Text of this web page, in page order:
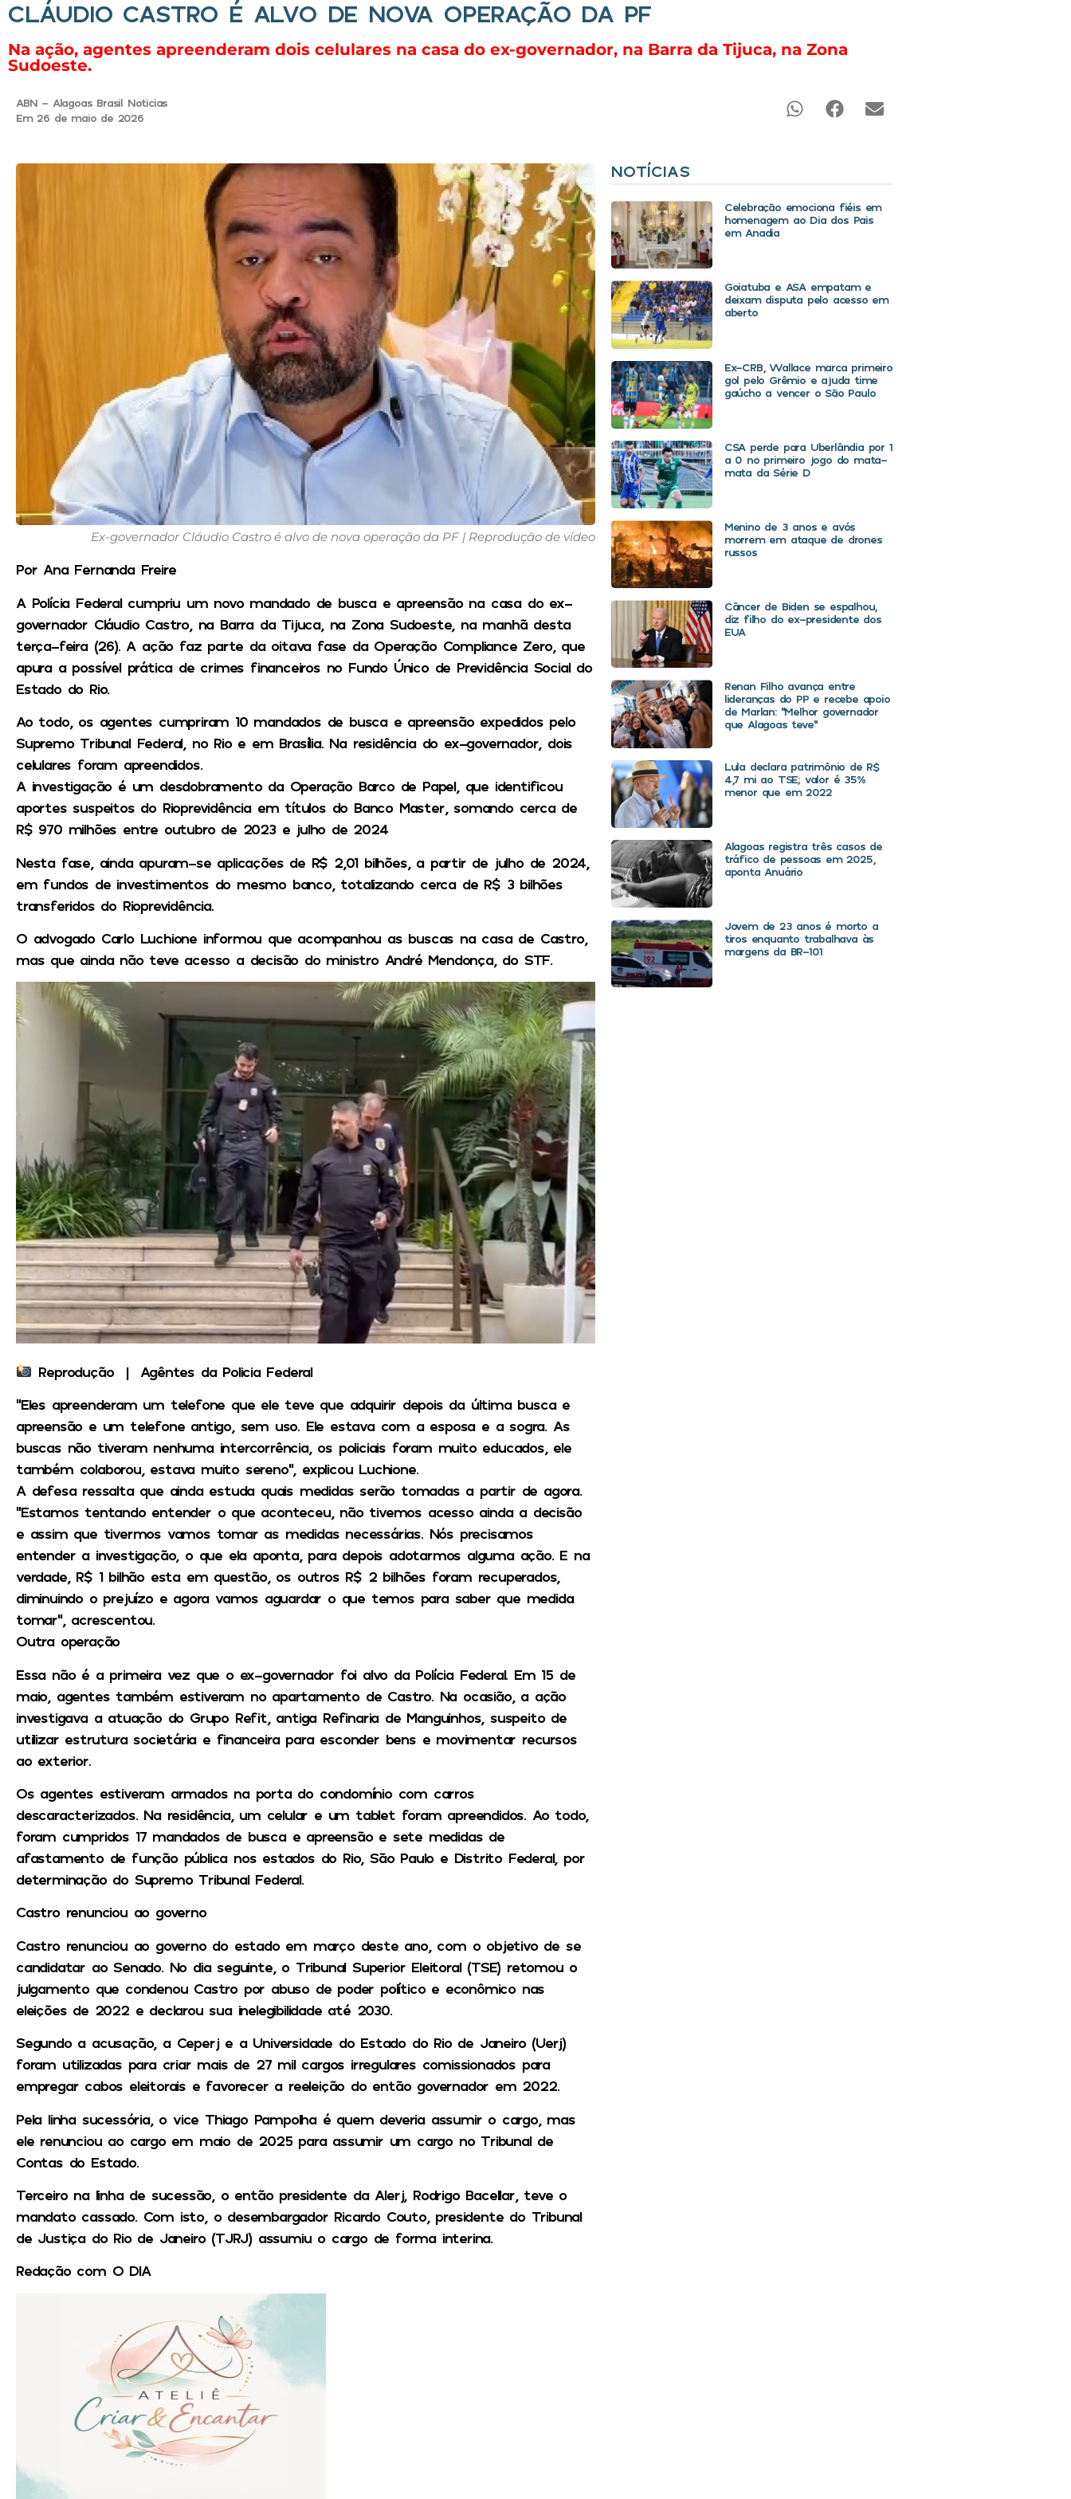
CLÁUDIO CASTRO É ALVO DE NOVA OPERAÇÃO DA PF
Na ação, agentes apreenderam dois celulares na casa do ex-governador, na Barra da Tijuca, na Zona
Sudoeste.
ABN - Alagoas Brasil Noticias
Em 26 de maio de 2026
Ex-governador Cláudio Castro é alvo de nova operação da PF | Reprodução de vídeo
Por Ana Fernanda Freire
A Polícia Federal cumpriu um novo mandado de busca e apreensão na casa do ex-
governador Cláudio Castro, na Barra da Tijuca, na Zona Sudoeste, na manhã desta
terça-feira (26). A ação faz parte da oitava fase da Operação Compliance Zero, que
apura a possível prática de crimes financeiros no Fundo Único de Previdência Social do
Estado do Rio.
Ao todo, os agentes cumpriram 10 mandados de busca e apreensão expedidos pelo
Supremo Tribunal Federal, no Rio e em Brasília. Na residência do ex-governador, dois
celulares foram apreendidos.
A investigação é um desdobramento da Operação Barco de Papel, que identificou
aportes suspeitos do Rioprevidência em títulos do Banco Master, somando cerca de
R$ 970 milhões entre outubro de 2023 e julho de 2024
Nesta fase, ainda apuram-se aplicações de R$ 2,01 bilhões, a partir de julho de 2024,
em fundos de investimentos do mesmo banco, totalizando cerca de R$ 3 bilhões
transferidos do Rioprevidência.
O advogado Carlo Luchione informou que acompanhou as buscas na casa de Castro,
mas que ainda não teve acesso a decisão do ministro André Mendonça, do STF.
Reprodução | Agêntes da Policia Federal
“Eles apreenderam um telefone que ele teve que adquirir depois da última busca e
apreensão e um telefone antigo, sem uso. Ele estava com a esposa e a sogra. As
buscas não tiveram nenhuma intercorrência, os policiais foram muito educados, ele
também colaborou, estava muito sereno”, explicou Luchione.
A defesa ressalta que ainda estuda quais medidas serão tomadas a partir de agora.
“Estamos tentando entender o que aconteceu, não tivemos acesso ainda a decisão
e assim que tivermos vamos tomar as medidas necessárias. Nós precisamos
entender a investigação, o que ela aponta, para depois adotarmos alguma ação. E na
verdade, R$ 1 bilhão esta em questão, os outros R$ 2 bilhões foram recuperados,
diminuindo o prejuízo e agora vamos aguardar o que temos para saber que medida
tomar”, acrescentou.
Outra operação
Essa não é a primeira vez que o ex-governador foi alvo da Polícia Federal. Em 15 de
maio, agentes também estiveram no apartamento de Castro. Na ocasião, a ação
investigava a atuação do Grupo Refit, antiga Refinaria de Manguinhos, suspeito de
utilizar estrutura societária e financeira para esconder bens e movimentar recursos
ao exterior.
Os agentes estiveram armados na porta do condomínio com carros
descaracterizados. Na residência, um celular e um tablet foram apreendidos. Ao todo,
foram cumpridos 17 mandados de busca e apreensão e sete medidas de
afastamento de função pública nos estados do Rio, São Paulo e Distrito Federal, por
determinação do Supremo Tribunal Federal.
Castro renunciou ao governo
Castro renunciou ao governo do estado em março deste ano, com o objetivo de se
candidatar ao Senado. No dia seguinte, o Tribunal Superior Eleitoral (TSE) retomou o
julgamento que condenou Castro por abuso de poder político e econômico nas
eleições de 2022 e declarou sua inelegibilidade até 2030.
Segundo a acusação, a Ceperj e a Universidade do Estado do Rio de Janeiro (Uerj)
foram utilizadas para criar mais de 27 mil cargos irregulares comissionados para
empregar cabos eleitorais e favorecer a reeleição do então governador em 2022.
Pela linha sucessória, o vice Thiago Pampolha é quem deveria assumir o cargo, mas
ele renunciou ao cargo em maio de 2025 para assumir um cargo no Tribunal de
Contas do Estado.
Terceiro na linha de sucessão, o então presidente da Alerj, Rodrigo Bacellar, teve o
mandato cassado. Com isto, o desembargador Ricardo Couto, presidente do Tribunal
de Justiça do Rio de Janeiro (TJRJ) assumiu o cargo de forma interina.
Redação com O DIA
NOTÍCIAS
Celebração emociona fiéis em
homenagem ao Dia dos Pais
em Anadia
Goiatuba e ASA empatam e
deixam disputa pelo acesso em
aberto
Ex-CRB, Wallace marca primeiro
gol pelo Grêmio e ajuda time
gaúcho a vencer o São Paulo
CSA perde para Uberlândia por 1
a 0 no primeiro jogo do mata-
mata da Série D
Menino de 3 anos e avós
morrem em ataque de drones
russos
Câncer de Biden se espalhou,
diz filho do ex-presidente dos
EUA
Renan Filho avança entre
lideranças do PP e recebe apoio
de Marlan: “Melhor governador
que Alagoas teve”
Lula declara patrimônio de R$
4,7 mi ao TSE; valor é 35%
menor que em 2022
Alagoas registra três casos de
tráfico de pessoas em 2025,
aponta Anuário
Jovem de 23 anos é morto a
tiros enquanto trabalhava às
margens da BR-101